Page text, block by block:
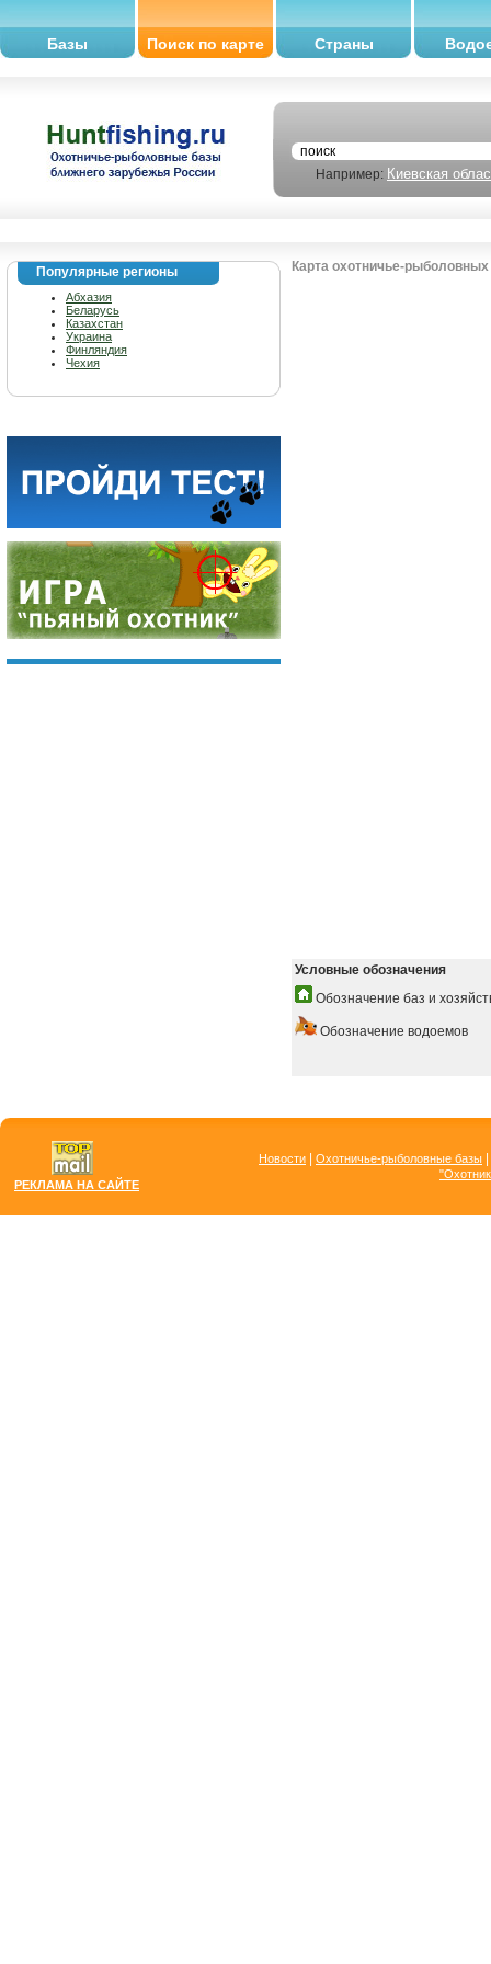
Базы Поиск по карте Страны
Например: Киевская
Популярные регионы
Абхазия
Беларусь
Казахстан
Украина
Финляндия
Чехия
Карта охотничье-рыболовных
Условные обозначения
Обозначение баз и
Обозначение водоемов
РЕКЛАМА НА САЙТЕ
Новости Охотничье-рыболовные базы